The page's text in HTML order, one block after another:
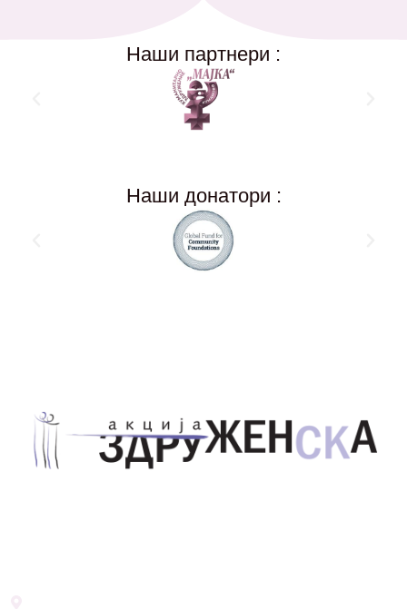
Наши партнери :
Наши донатори :